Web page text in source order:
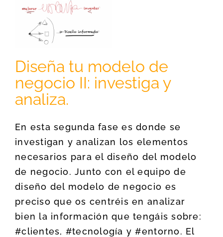
Diseña tu modelo de
negocio II: investiga y
analiza.
En esta segunda fase es donde se
investigan y analizan los elementos
necesarios para el diseño del modelo
de negocio. Junto con el equipo de
diseño del modelo de negocio es
preciso que os centréis en analizar
bien la información que tengáis sobre:
#clientes, #tecnología y #entorno. El